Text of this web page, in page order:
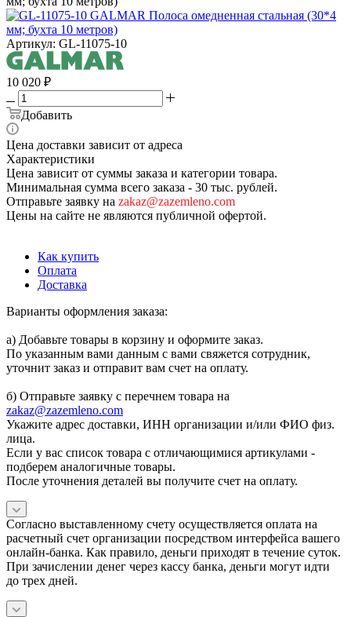
Артикул: GL-11075-10
10 020 ₽
Добавить
Цена доставки зависит от адреса
Характеристики
Цена зависит от суммы заказа и категории товара.
Минимальная сумма всего заказа - 30 тыс. рублей.
Отправьте заявку на zakaz@zazemleno.com
Цены на сайте не являются публичной офертой.
Как купить
Оплата
Доставка
Варианты оформления заказа:
а) Добавьте товары в корзину и оформите заказ.
По указанным вами данным с вами свяжется сотрудник,
уточнит заказ и отправит вам счет на оплату.
б) Отправьте заявку с перечнем товара на
zakaz@zazemleno.com
Укажите адрес доставки, ИНН организации и/или ФИО физ.
лица.
Если у вас список товара с отличающимися артикулами -
подберем аналогичные товары.
После уточнения деталей вы получите счет на оплату.
Согласно выставленному счету осуществляется оплата на
расчетный счет организации посредством интерфейса вашего
онлайн-банка. Как правило, деньги приходят в течение суток.
При зачислении денег через кассу банка, деньги могут идти
до трех дней.